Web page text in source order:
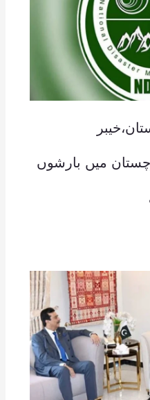
میں بارشوں